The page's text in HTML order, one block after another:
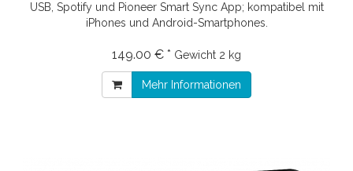
USB, Spotify und Pioneer Smart Sync App; kompatibel mit
iPhones und Android-Smartphones.
149.00 € * Gewicht 2 kg
Mehr Informationen